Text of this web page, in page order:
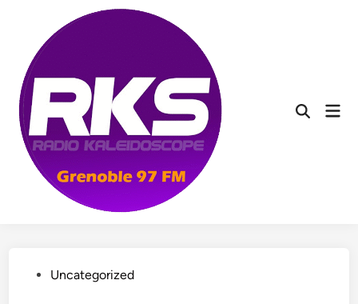
content
PostedUncategorized